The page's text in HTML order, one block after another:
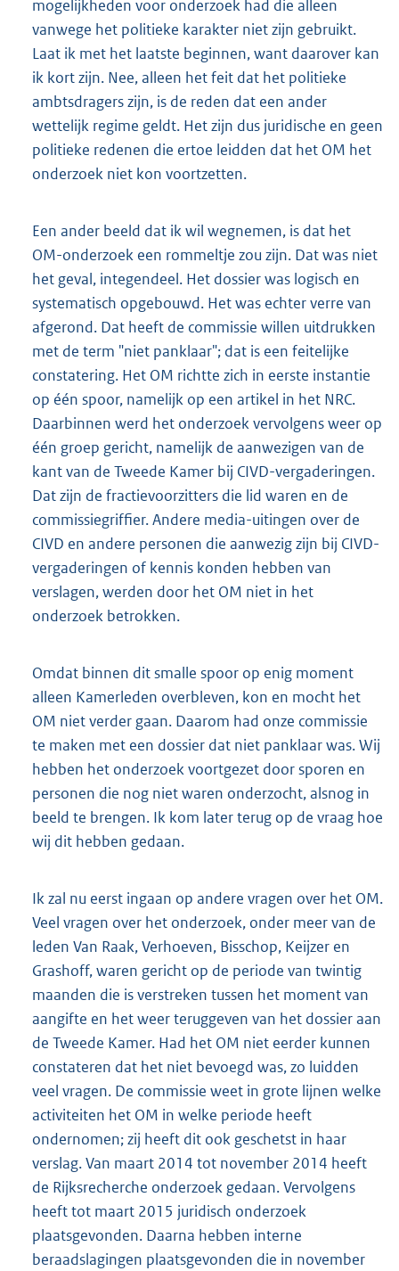
mogelijkheden voor onderzoek had die alleen
vanwege het politieke karakter niet zijn gebruikt.
Laat ik met het laatste beginnen, want daarover kan
ik kort zijn. Nee, alleen het feit dat het politieke
ambtsdragers zijn, is de reden dat een ander
wettelijk regime geldt. Het zijn dus juridische en geen
politieke redenen die ertoe leidden dat het OM het
onderzoek niet kon voortzetten.
Een ander beeld dat ik wil wegnemen, is dat het
OM-onderzoek een rommeltje zou zijn. Dat was niet
het geval, integendeel. Het dossier was logisch en
systematisch opgebouwd. Het was echter verre van
afgerond. Dat heeft de commissie willen uitdrukken
met de term "niet panklaar"; dat is een feitelijke
constatering. Het OM richtte zich in eerste instantie
op één spoor, namelijk op een artikel in het NRC.
Daarbinnen werd het onderzoek vervolgens weer op
één groep gericht, namelijk de aanwezigen van de
kant van de Tweede Kamer bij CIVD-vergaderingen.
Dat zijn de fractievoorzitters die lid waren en de
commissiegriffier. Andere media-uitingen over de
CIVD en andere personen die aanwezig zijn bij CIVD-
vergaderingen of kennis konden hebben van
verslagen, werden door het OM niet in het
onderzoek betrokken.
Omdat binnen dit smalle spoor op enig moment
alleen Kamerleden overbleven, kon en mocht het
OM niet verder gaan. Daarom had onze commissie
te maken met een dossier dat niet panklaar was. Wij
hebben het onderzoek voortgezet door sporen en
personen die nog niet waren onderzocht, alsnog in
beeld te brengen. Ik kom later terug op de vraag hoe
wij dit hebben gedaan.
Ik zal nu eerst ingaan op andere vragen over het OM.
Veel vragen over het onderzoek, onder meer van de
leden Van Raak, Verhoeven, Bisschop, Keijzer en
Grashoff, waren gericht op de periode van twintig
maanden die is verstreken tussen het moment van
aangifte en het weer teruggeven van het dossier aan
de Tweede Kamer. Had het OM niet eerder kunnen
constateren dat het niet bevoegd was, zo luidden
veel vragen. De commissie weet in grote lijnen welke
activiteiten het OM in welke periode heeft
ondernomen; zij heeft dit ook geschetst in haar
verslag. Van maart 2014 tot november 2014 heeft
de Rijksrecherche onderzoek gedaan. Vervolgens
heeft tot maart 2015 juridisch onderzoek
plaatsgevonden. Daarna hebben interne
beraadslagingen plaatsgevonden die in november